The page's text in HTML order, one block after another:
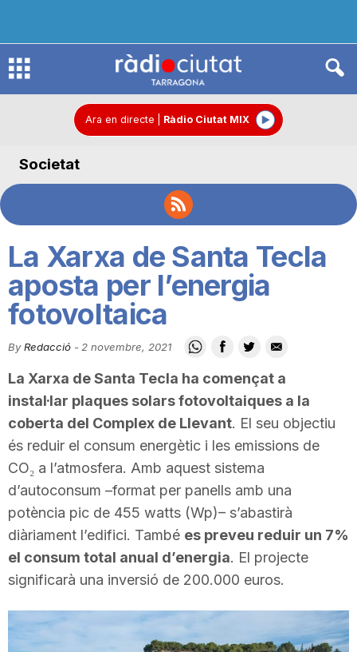
R
d
C
i
u
t
a
t
Ara en directe Ràdio Ciutat MIX
Societat
La Xarxa de Santa Tecla
aposta per l’energia
fotovoltaica
By Redacció - 2 novembre, 2021
La Xarxa de Santa Tecla ha començat a
instal·lar plaques solars fotovoltaiques a la
coberta del Complex de Llevant. El seu objectiu
és reduir el consum energètic i les emissions de
CO₂ a l’atmosfera. Amb aquest sistema
d’autoconsum –format per panells amb una
potència pic de 455 watts (Wp)– s’abastirà
diàriament l’edifici. També es preveu reduir un 7%
el consum total anual d’energia. El projecte
significarà una inversió de 200.000 euros.